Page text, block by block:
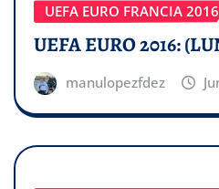
UEFA EURO FRANCIA 2016
UEFA EURO 2016:
manulopezfdez